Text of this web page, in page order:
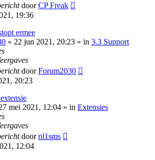
doorCP Freak
19:36
ermee
» 22 jun 2021, 20:23 » in 3.3 Support
doorForum2030
20:23
mei 2021, 12:04 » in Extensies
doornl1sms
12:04